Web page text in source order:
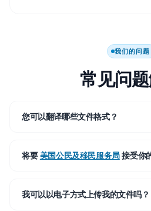
我们的问题
常见问
您可以翻译哪些文件格式？
将要美国公民及移民服务局接受你
我可以以电子方式上传我的文件吗？